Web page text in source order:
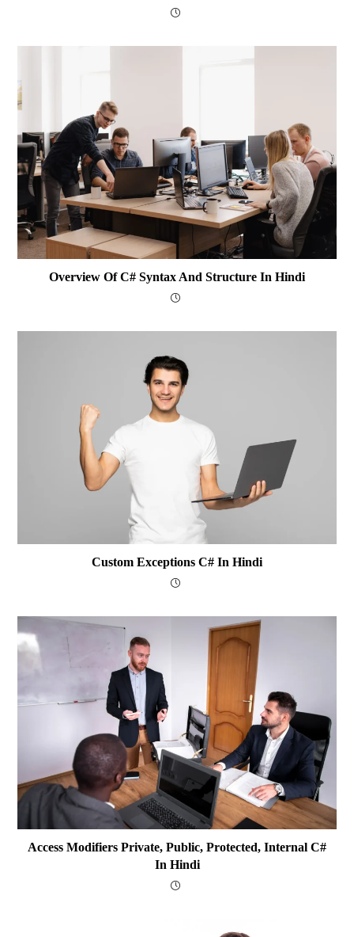
Overview Of C# Syntax And Structure In Hindi
Custom Exceptions C# In Hindi
Access Modifiers Private, Public, Protected, Internal C#
In Hindi